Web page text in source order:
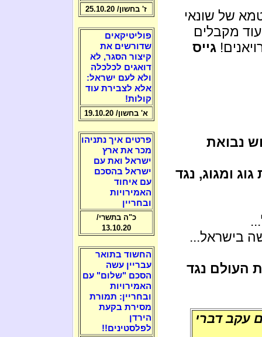
של שונאי
מקבלים
גייס
נבואת
ומגוג, נגד
בישראל...
העולם נגד
עקב דברי
ז' בחשון/ 25.10.20
פוליטיקאים
שדורשים את
קיצור הסגר, לא
דואגים לכלכלה
ולא לעם ישראל:
אלא לצבירת עוד
קולות!
א' בחשון/ 19.10.20
פרטים איך נתניהו
מכר את ארץ
ישראל ואת עם
ישראל בהסכם
עם איחוד
האמירויות
ובחריין
כ"ה בתשרי/
13.10.20
החשוד בתואר
עבריין עשה
הסכם "שלום" עם
האמירויות
ובחריין: תמורת
מסירת בקעת
הירדן
לפלסטינים!!